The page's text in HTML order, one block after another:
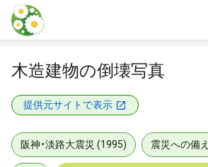
本文に飛ぶ
木造建物の倒壊写真
提供元サイトで表示
阪神・淡路大震災 (1995) 震災への備え